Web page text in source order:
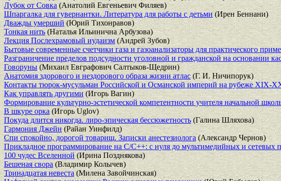
Лубок от Совка (Анатолий Евгеньевич Филяев)
Шпаргалка для гувернантки. Литература для работы с детьми(Ирен Беннани)
Дважды умерший(Юрий Тихонравов)
Тонкая нить (Наталья Ильинична Арбузова)
Лекция Послехрамовый иудаизм (Андрей Зубов)
Бытовые современные счетчики газа и газоанализаторы для практического
Разграничение пределов подсудности уголовной и гражданской на основании
Говоруны (Михаил Евграфович Салтыков-Щедрин)
Анатомия здорового и нездорового образа жизни атлас(Г. И. Ничипорук)
Контакты тюрок-мусульман Российской и Османской империй на рубеже XIX-
Как управлять другими(Игорь Вагин)
Формирование культурно-эстетической компетентности учителя начальной
В шкуре орка (Игорь Uglov)
Покуда длится никогда. лиро-эпическая бессюжетность (Галина Шляхова)
Гармония Джейн(Райан Уинфилд)
Спи спокойно, дорогой товарищ. Записки анестезиолога(Александр Чернов)
Прикладное программирование на С/С++: с нуля до мультимедийных и сетевых
100 чудес Вселенной(Ирина Позднякова)
Бешеная свора (Владимир Колычев)
Тринадцатая невеста (Милена Завойчинская)